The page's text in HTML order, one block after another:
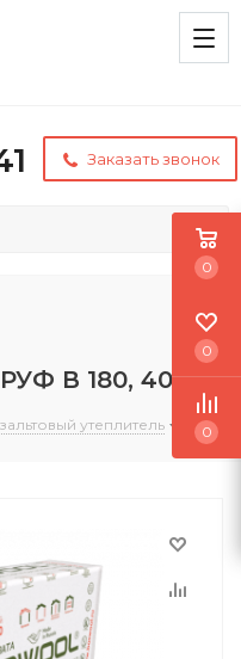
Заказать звонок
В 180, 40 мм
утеплитель
0
0
0